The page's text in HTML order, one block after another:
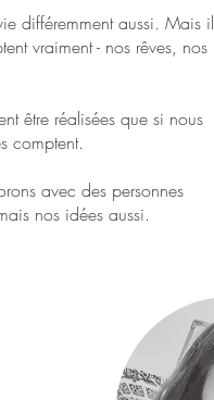
différemment aussi. Mais il
vraiment - nos rêves, nos
être réalisées que si nous
comptent.
avec des personnes
nos idées aussi.